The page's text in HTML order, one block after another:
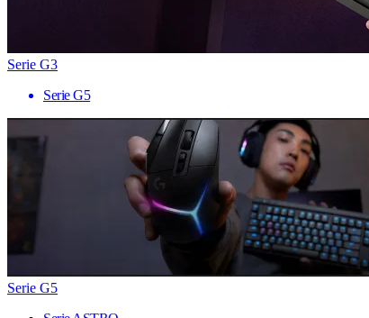
Serie G3
Serie G5
Serie G5